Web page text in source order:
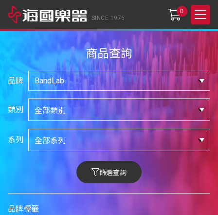
SINCE 1976
0
商品查詢
品牌
類別
系列
篩選查詢
品牌標籤